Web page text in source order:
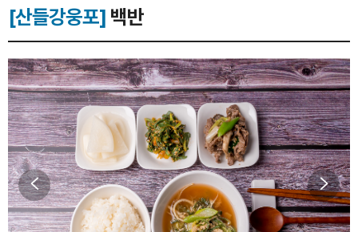
[산들강웅포] 백반